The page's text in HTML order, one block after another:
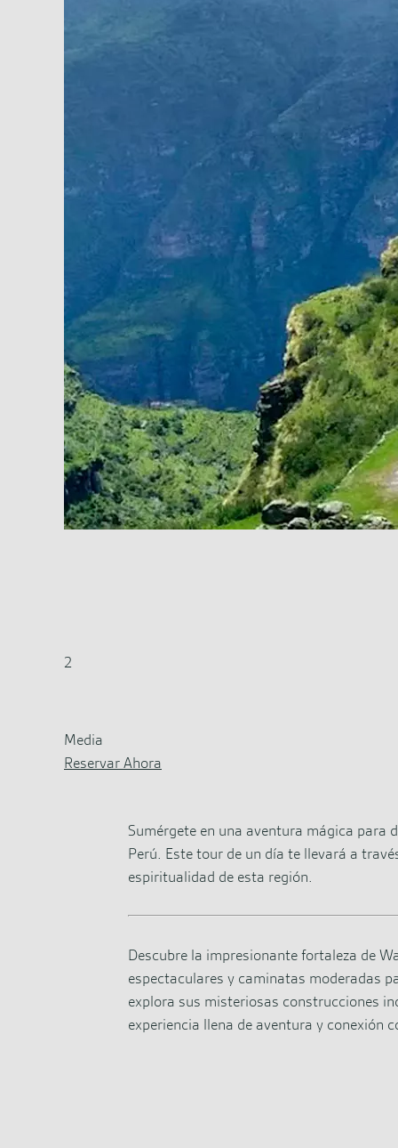
2
Media
Reservar Ahora
Sumérgete en una aventura mágica para
Perú. Este tour de un día te llevará a
espiritualidad de esta región.
Descubre la impresionante fortaleza de
espectaculares y caminatas moderadas
explora sus misteriosas construcciones
experiencia llena de aventura y conexión